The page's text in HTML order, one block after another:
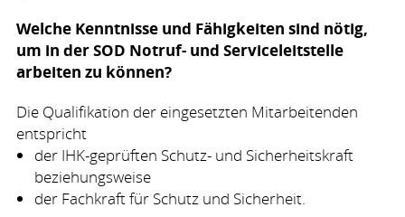
Welche Kenntnisse und Fähigkeiten sind nötig,
um in derSOD Notruf- und Serviceleitstelle
arbeiten zu können?
Die Qualifikation der eingesetzten Mitarbeitenden
entspricht
der IHK-geprüften Schutz- und Sicherheitskraft
beziehungsweise
der Fachkraft für Schutz und Sicherheit.